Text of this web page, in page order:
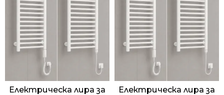
Електрическа лира за
Електрическа лира за